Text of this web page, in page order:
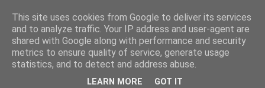
This site uses cookies from Google to deliver its services
and to analyze traffic. Your IP address and user-agent are
shared with Google along with performance and security
metrics to ensure quality of service, generate usage
statistics, and to detect and address abuse.
LEARN MORE GOT IT